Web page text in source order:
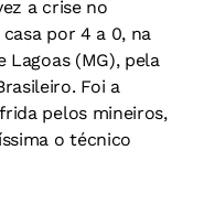
a crise no
por 4 a 0, na
(MG), pela
Foi a
pelos mineiros,
o técnico